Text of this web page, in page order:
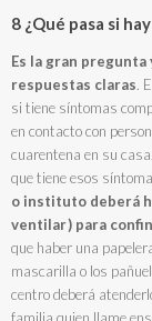
8 ¿Qué pasa si
Es la gran
respuestas claras.
si tiene síntomas
en contacto con
cuarentena en su
que tiene esos
o instituto deberá
ventilar ) para
que haber una
mascarilla o los
centro deberá
familia quien llame